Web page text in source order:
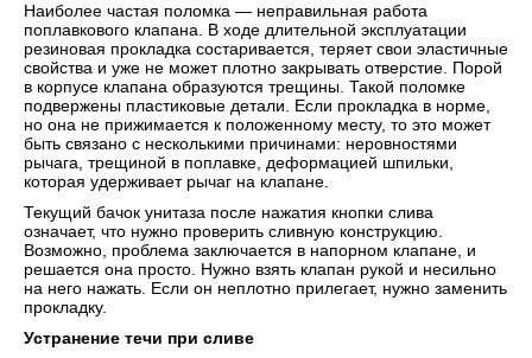
Наиболее частая поломка — неправильная работа
поплавкового клапана. В ходе длительной эксплуатации
резиновая прокладка состаривается, теряет свои эластичные
свойства и уже не может плотно закрывать отверстие. Порой
в корпусе клапана образуются трещины. Такой поломке
подвержены пластиковые детали. Если прокладка в норме,
но она не прижимается к положенному месту, то это может
быть связано с несколькими причинами: неровностями
рычага, трещиной в поплавке, деформацией шпильки,
которая удерживает рычаг на клапане.
Текущий бачок унитаза после нажатия кнопки слива
означает, что нужно проверить сливную конструкцию.
Возможно, проблема заключается в напорном клапане, и
решается она просто. Нужно взять клапан рукой и несильно
на него нажать. Если он неплотно прилегает, нужно заменить
прокладку.
Устранение течи при сливе